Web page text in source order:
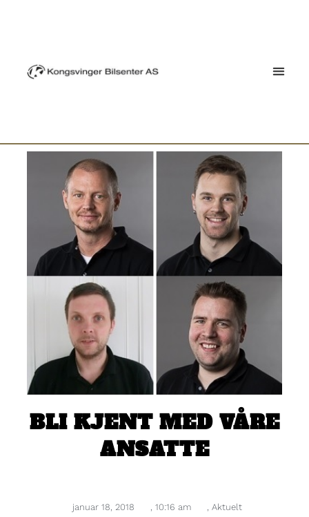
BLI KJENT MED VÅRE
ANSATTE
januar 18, 2018 10:16 am Aktuelt